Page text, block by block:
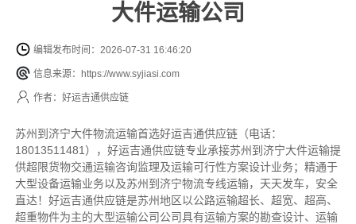
大件运输公司
编辑发布时间：2026-07-31 16:46:20
信息来源：https://www.syjiasi.com
作者：好运吉通供应链
苏州到济宁大件物流运输首选好运吉通供应链（电话：
18013511481），好运吉通供应链专业承接苏州到济宁大件运输提
供超限货物交通运输咨询监理及运输可行性方案设计业务；精通于
大型设备运输业务以及苏州到济宁物流专线运输，天天发车，安全
直达！好运吉通供应链是苏州地区以公路运输超长、超宽、超高、
超重物件为主的大型运输公司公司具有运输方案的勘查设计、运输